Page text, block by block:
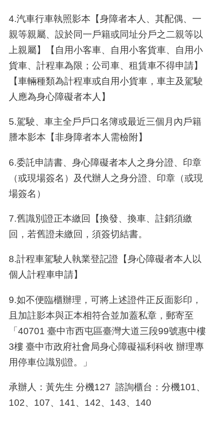
4.汽車行車執照影本【身障者本人、其配偶、一
親等親屬、設於同一戶籍或同址分戶之二親等以
上親屬】【自用小客車、自用小客貨車、自用小
貨車、計程車為限；公司車、租賃車不得申請】
【車輛種類為計程車或自用小貨車，車主及駕駛
人應為身心障礙者本人】
5.駕駛、車主全戶戶口名簿或最近三個月內戶籍
謄本影本【非身障者本人需檢附】
6.委託申請書、身心障礙者本人之身分證、印章
（或現場簽名）及代辦人之身分證、印章（或現
場簽名）
7.舊識別證正本繳回【換發、換車、註銷須繳
回，若舊證未繳回，須簽切結書。
8.計程車駕駛人執業登記證【身心障礙者本人以
個人計程車申請】
9.如不便臨櫃辦理，可將上述證件正反面影印，
且加註影本與正本相符合並加蓋私章，郵寄至
「40701 臺中市西屯區臺灣大道三段99號惠中樓
3樓 臺中市政府社會局身心障礙福利科收 辦理專
用停車位識別證。」
承辦人：黃先生 分機127 諮詢櫃台 ：分機101、
102、107、141、142、143、140